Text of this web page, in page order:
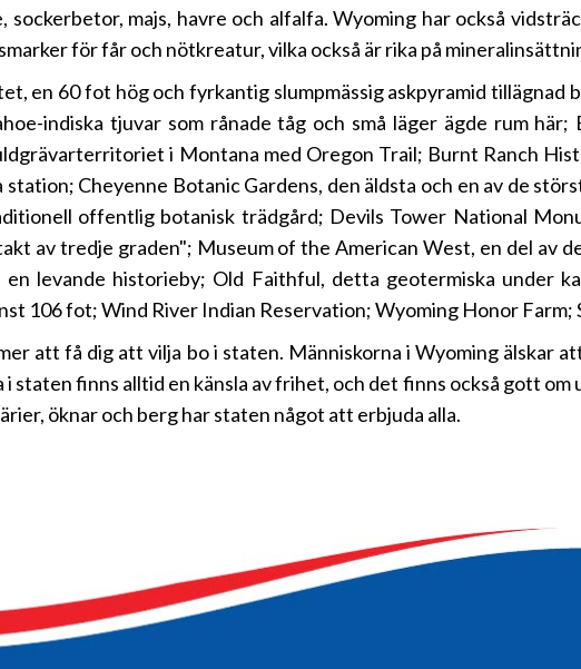
majs, havre och alfalfa. Wyoming har också
för får och nötkreatur, vilka också är rika på
en 60 fot hög och fyrkantig slumpmässig askpyramid tillägnad
indiska tjuvar som rånade tåg och små läger ägde rum
i Montana med Oregon Trail; Burnt Ranch
Cheyenne Botanic Gardens, den äldsta och en av de
offentlig botanisk trädgård; Devils Tower National
av tredje graden"; Museum of the American West, en del av
en levande historieby; Old Faithful, detta geotermiska under
106 fot; Wind River Indian Reservation; Wyoming Honor Farm;
att få dig att vilja bo i staten. Människorna i Wyoming älskar
staten finns alltid en känsla av frihet, och det finns också gott
öknar och berg har staten något att erbjuda alla.